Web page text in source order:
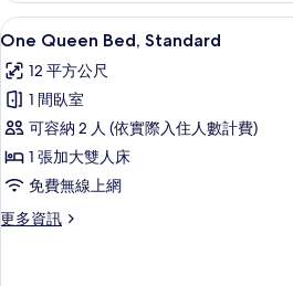
大
雙
人
床
的
所
有
相
房,
2
加
大
雙
人
床
的
詳
情
顯
示
One
Queen
Bed,
Standard
的
所
One
7
One Queen Bed, Standard
12 平方公尺
1 間臥室
可容納 2 人 (依實際入住人數計費)
1 張加大雙人床
免費無線上網
更多資訊
更